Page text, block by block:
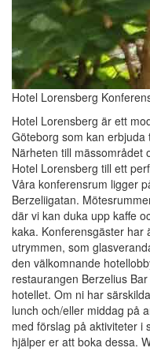
Hotel Lorensberg
Hotel Lorensberg är ett
Göteborg som kan
Närheten till mässområdet
Hotel Lorensberg till ett
Våra konferensrum ligger
Berzeliigatan.
där vi kan duka upp kaffe
kaka. Konferensgäster har
utrymmen, som
den välkomnande
restaurangen Berzelius
hotellet. Om ni har
lunch och/eller middag på
med förslag på aktiviteter i
hjälper er att boka dessa.